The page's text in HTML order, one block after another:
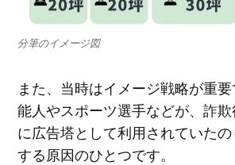
分筆のイメージ図
また、当時はイメージ戦略が重
能人やスポーツ選手などが、詐
に広告塔として利用されていた
する原因のひとつです。